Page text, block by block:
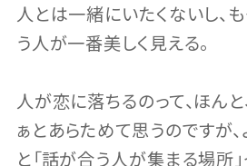
人とは一緒にいたくないし、
う人が一番美しく見える。
人が恋に落ちるのって、ほん
ぁとあらためて思うのですが、
と「話が合う人が集まる場所」